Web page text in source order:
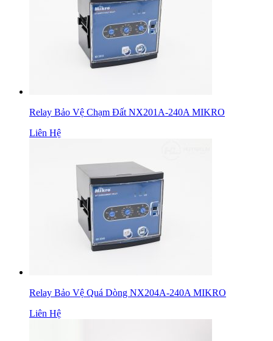
Relay Bảo Vệ Chạm Đất NX201A-240A MIKRO
Liên Hệ
Relay Bảo Vệ Quá Dòng NX204A-240A MIKRO
Liên Hệ